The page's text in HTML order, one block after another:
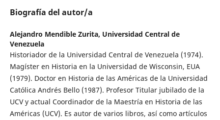
Biografía del autor/a
Alejandro Mendible Zurita, Universidad Central de
Venezuela
Historiador de la Universidad Central de Venezuela (1974).
Magíster en Historia en la Universidad de Wisconsin, EUA
(1979). Doctor en Historia de las Américas de la Universidad
Católica Andrés Bello (1987). Profesor Titular jubilado de la
UCV y actual Coordinador de la Maestría en Historia de las
Américas (UCV). Es autor de varios libros, así como artículos